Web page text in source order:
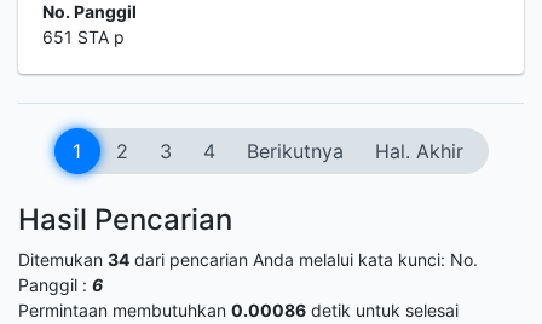
No. Panggil
651 STA p
1 2 3 4 Berikutnya Hal. Akhir
Hasil Pencarian
Ditemukan 34 dari pencarian Anda melalui kata kunci: No.
Panggil : 6
Permintaan membutuhkan 0.00086 detik untuk selesai